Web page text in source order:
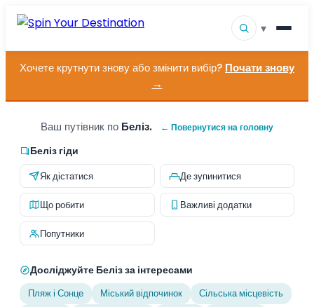
▾
Напрямки
Як це працює
Про нас
Контакт
Хочете крутнути знову або змінити вибір? Почати знову
→
Ваш путівник по Беліз. ← Повернутися на головну
Беліз гіди
Як дістатися Де зупинитися
Що робити Важливі додатки
Попутники
Досліджуйте Беліз за інтересами
Пляж і Сонце Міський відпочинок
Сільська місцевість